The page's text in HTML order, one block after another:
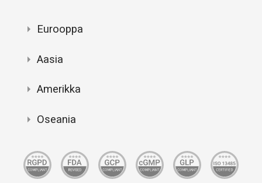
Eurooppa
Aasia
Amerikka
Oseania